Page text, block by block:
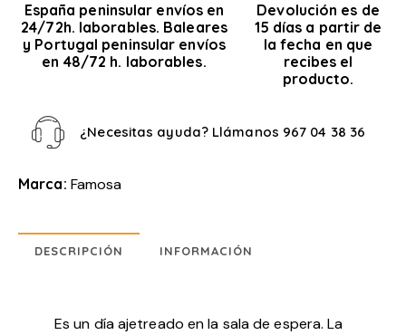
España peninsular envíos en
24/72h. laborables. Baleares
y Portugal peninsular envíos
en 48/72 h. laborables.
Devolución es de
15 días a partir de
la fecha en que
recibes el
producto.
¿Necesitas ayuda? Llámanos 967 04 38 36
Marca: Famosa
DESCRIPCIÓN INFORMACIÓN
Es un día ajetreado en la sala de espera. La